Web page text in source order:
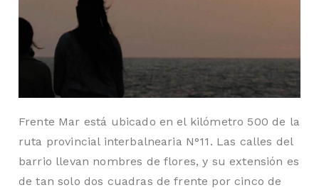
QUI
TA
Frente Mar está ubicado en el kilómetro 500 de la
ruta provincial interbalnearia N°11. Las calles del
barrio llevan nombres de flores, y su extensión es
de tan solo dos cuadras de frente por cinco de